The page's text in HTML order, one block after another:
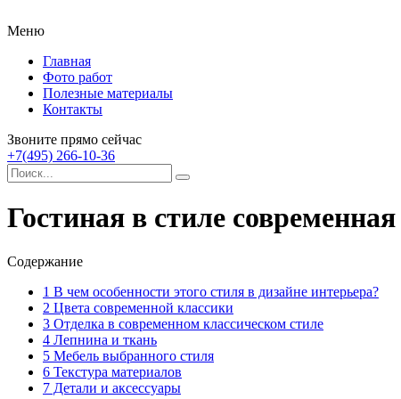
Меню
Главная
Фото работ
Полезные материалы
Контакты
Звоните прямо сейчас
+7(495) 266-10-36
Гостиная в стиле
Содержание
1 В чем особенности этого стиля в дизайне интерьера?
2 Цвета современной классики
3 Отделка в современном классическом стиле
4 Лепнина и ткань
5 Мебель выбранного стиля
6 Текстура материалов
7 Детали и аксессуары